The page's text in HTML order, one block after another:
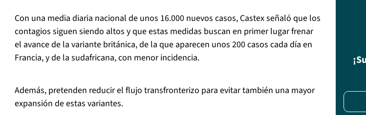
Con una media diaria nacional de unos 16.000 nuevos casos, Castex señaló que los
contagios siguen siendo altos y que estas medidas buscan en primer lugar frenar
el avance de la variante británica, de la que aparecen unos 200 casos cada día en
Francia, y de la sudafricana, con menor incidencia.
Además, pretenden reducir el flujo transfronterizo para evitar también una mayor
expansión de estas variantes.